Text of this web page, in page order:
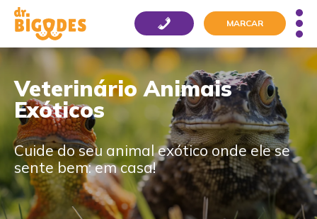
MARCAR
Veterinário Animais
Exóticos
Cuide do seu animal exótico onde ele se
sente bem: em casa!